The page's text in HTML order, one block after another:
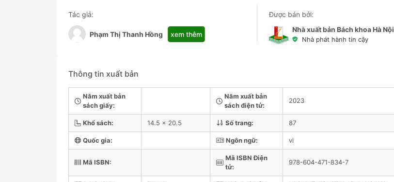
Tác giả:
Phạm Thị Thanh Hồng xem thêm
Được bán bởi:
Nhà xuất bản Bách khoa Hà Nội
Nhà phát hành tin cậy
Thông tin xuất bản
Năm xuất bản
sách giấy:
Năm xuất bản
sách điện tử:
2023
Khổ sách: 14.5 x 20.5 Số trang: 87
Quốc gia: Ngôn ngữ: vi
Mã ISBN:
Mã ISBN Điện
tử:
978-604-471-834-7